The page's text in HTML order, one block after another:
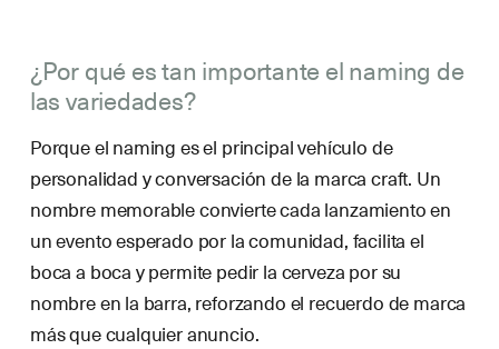
¿Por qué es tan importante el naming de
las variedades?
Porque el naming es el principal vehículo de
personalidad y conversación de la marca craft. Un
nombre memorable convierte cada lanzamiento en
un evento esperado por la comunidad, facilita el
boca a boca y permite pedir la cerveza por su
nombre en la barra, reforzando el recuerdo de marca
más que cualquier anuncio.